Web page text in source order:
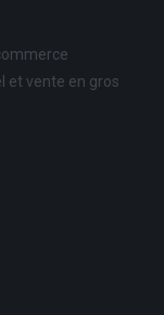
et vente en gros